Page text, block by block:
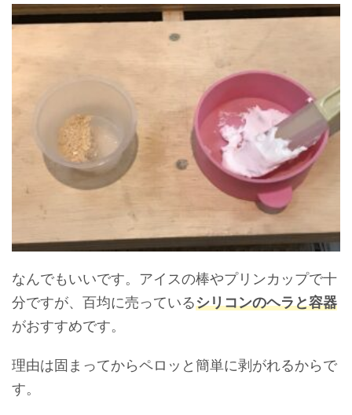
なんでもいいです。アイスの棒やプリンカップで十
分ですが、百均に売っているシリコンのヘラと容器
がおすすめです。
理由は固まってからペロッと簡単に剥がれるからで
す。